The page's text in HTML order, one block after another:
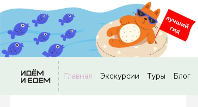
Главная Экскурсии Туры Блог